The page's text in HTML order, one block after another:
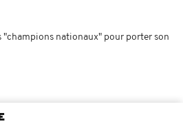
"champions nationaux" pour porter son